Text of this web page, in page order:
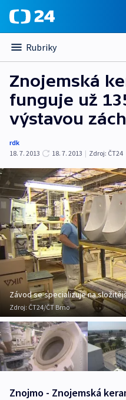
Rubriky
Znojemská
funguje už
výstavou
rdk
18. 7. 2013
18. 7. 2013 | Zdroj: ČT24
Závod se specializuje na
Zdroj: ČT24/ČT Brno
Znojmo - Znojemská